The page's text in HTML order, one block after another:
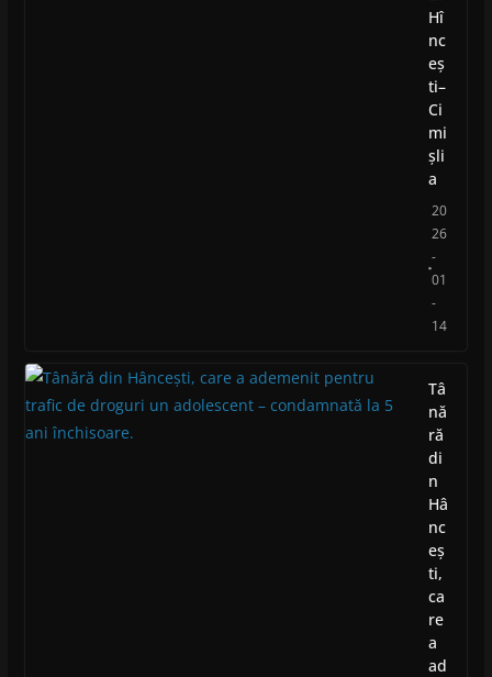
Hî
nc
eș
ti–
Ci
mi
șli
a
20
26
-
01
-
14
Tâ
nă
ră
di
n
Hâ
nc
eș
ti,
ca
re
a
ad